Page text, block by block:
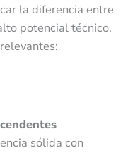
la diferencia entre
potencial técnico.
sólida con